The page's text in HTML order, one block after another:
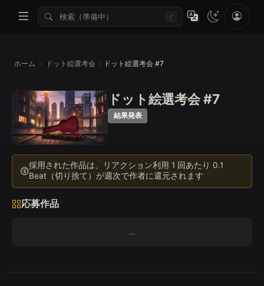
/
ホーム ドット絵選考会 ドット絵選考会 #7
ドット絵選考会 #7
結果発表
採用された作品は、リアクション利用 1 回あたり 0.1
Beat（切り捨て）が週次で作者に還元されます
応募作品
…